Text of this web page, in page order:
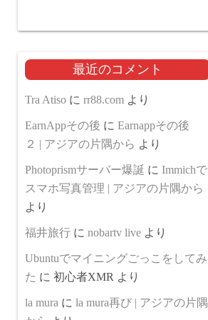
最近のコメント
Tra Atiso に rr88.com より
EarnAppその後 に Earnappその後
２ | アジアの片隅から より
Photoprismサーバー爆誕 に Immichで
スマホ写真管理 | アジアの片隅から
より
福井旅行 に nobartv live より
Ubuntuでマイニングごっこをしてみ
た に 初心者XMR より
la mura に la mura再び | アジアの片隅